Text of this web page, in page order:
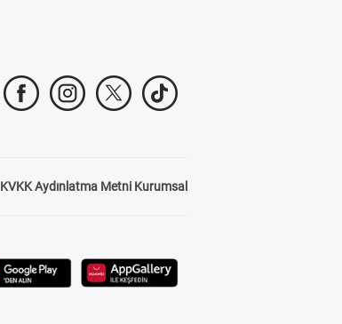
KVKK Aydınlatma Metni Kurumsal